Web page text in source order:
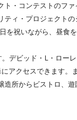
・コンテストのフ
ィ・プロジェクト
祝いながら、昼食を
デビッド・L・ロー
アクセスできます。
所からビストロ、遊